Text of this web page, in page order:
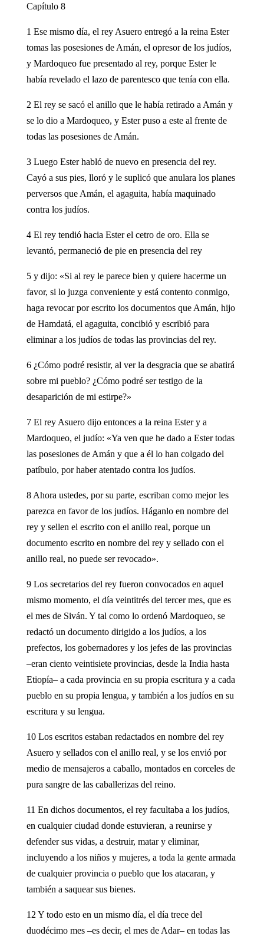
Capítulo 8
1 Ese mismo día, el rey Asuero entregó a la reina Ester
tomas las posesiones de Amán, el opresor de los judíos,
y Mardoqueo fue presentado al rey, porque Ester le
había revelado el lazo de parentesco que tenía con ella.
2 El rey se sacó el anillo que le había retirado a Amán y
se lo dio a Mardoqueo, y Ester puso a este al frente de
todas las posesiones de Amán.
3 Luego Ester habló de nuevo en presencia del rey.
Cayó a sus pies, lloró y le suplicó que anulara los planes
perversos que Amán, el agaguita, había maquinado
contra los judíos.
4 El rey tendió hacia Ester el cetro de oro. Ella se
levantó, permaneció de pie en presencia del rey
5 y dijo: «Si al rey le parece bien y quiere hacerme un
favor, si lo juzga conveniente y está contento conmigo,
haga revocar por escrito los documentos que Amán, hijo
de Hamdatá, el agaguita, concibió y escribió para
eliminar a los judíos de todas las provincias del rey.
6 ¿Cómo podré resistir, al ver la desgracia que se abatirá
sobre mi pueblo? ¿Cómo podré ser testigo de la
desaparición de mi estirpe?»
7 El rey Asuero dijo entonces a la reina Ester y a
Mardoqueo, el judío: «Ya ven que he dado a Ester todas
las posesiones de Amán y que a él lo han colgado del
patíbulo, por haber atentado contra los judíos.
8 Ahora ustedes, por su parte, escriban como mejor les
parezca en favor de los judíos. Háganlo en nombre del
rey y sellen el escrito con el anillo real, porque un
documento escrito en nombre del rey y sellado con el
anillo real, no puede ser revocado».
9 Los secretarios del rey fueron convocados en aquel
mismo momento, el día veintitrés del tercer mes, que es
el mes de Siván. Y tal como lo ordenó Mardoqueo, se
redactó un documento dirigido a los judíos, a los
prefectos, los gobernadores y los jefes de las provincias
–eran ciento veintisiete provincias, desde la India hasta
Etiopía– a cada provincia en su propia escritura y a cada
pueblo en su propia lengua, y también a los judíos en su
escritura y su lengua.
10 Los escritos estaban redactados en nombre del rey
Asuero y sellados con el anillo real, y se los envió por
medio de mensajeros a caballo, montados en corceles de
pura sangre de las caballerizas del reino.
11 En dichos documentos, el rey facultaba a los judíos,
en cualquier ciudad donde estuvieran, a reunirse y
defender sus vidas, a destruir, matar y eliminar,
incluyendo a los niños y mujeres, a toda la gente armada
de cualquier provincia o pueblo que los atacaran, y
también a saquear sus bienes.
12 Y todo esto en un mismo día, el día trece del
duodécimo mes –es decir, el mes de Adar– en todas las